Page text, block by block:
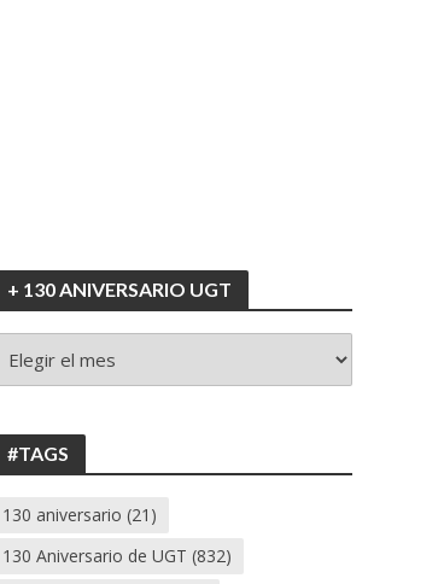
+ 130 ANIVERSARIO UGT
130
#TAGS
130 aniversario (21)
130 Aniversario de UGT (832)